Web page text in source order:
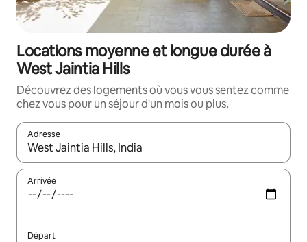
Locations moyenne et longue durée à
West Jaintia Hills
Découvrez des logements où vous vous sentez comme
chez vous pour un séjour d'un mois ou plus.
Adresse
Lorsque les résultats s'affichent, utilisez les flèches vers le
Arrivée
Départ